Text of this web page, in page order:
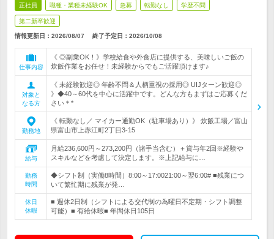
正社員 職種・業種未経験OK 急募 転勤なし 学歴不問
第二新卒歓迎
情報更新日：2026/08/07 終了予定日： 2026/10/08
仕事内容
《 ◎副業OK！》学校給食や外食店に提供する、美味しいご飯の
炊飯作業をお任せ！未経験からでもご活躍頂けます♪
対象と
なる方
《 未経験歓迎◎ 年齢不問＆人柄重視の採用◎ UIJターン歓迎◎
》◆40～60代を中心に活躍中です。どんな方もまずはご応募くだ
さい＊*
勤務地
《 転勤なし／ マイカー通勤OK（駐車場あり）》 炊飯工場／富山
県富山市上赤江町2丁目3-15
給与
月給236,600円～273,200円（諸手当含む）＋賞与年2回※経験や
スキルなどを考慮して決定します。※上記給与に…
勤務
時間
◆シフト制（実働8時間）8:00～17:0021:00～翌6:00# ■残業につ
いて繁忙期に残業が発…
休日
休暇
■ 週休2日制（シフトによる交代制の為曜日不定期・シフト調整
可能）■ 有給休暇■ 年間休日105日